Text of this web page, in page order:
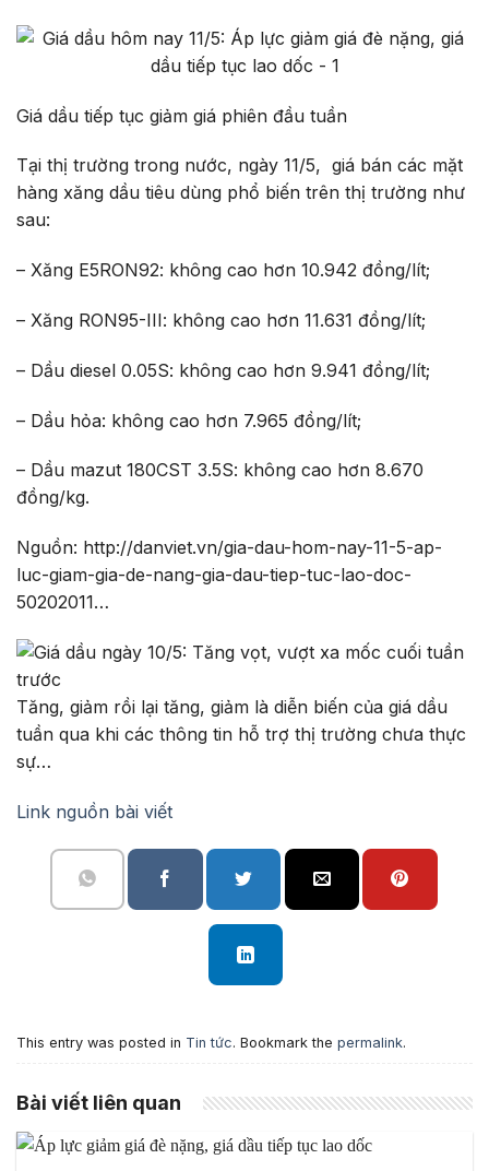
Giá dầu tiếp tục giảm giá phiên đầu tuần
Tại thị trường trong nước, ngày 11/5, giá bán các mặt
hàng xăng dầu tiêu dùng phổ biến trên thị trường như
sau:
– Xăng E5RON92: không cao hơn 10.942 đồng/lít;
– Xăng RON95-III: không cao hơn 11.631 đồng/lít;
– Dầu diesel 0.05S: không cao hơn 9.941 đồng/lít;
– Dầu hỏa: không cao hơn 7.965 đồng/lít;
– Dầu mazut 180CST 3.5S: không cao hơn 8.670
đồng/kg.
Nguồn: http://danviet.vn/gia-dau-hom-nay-11-5-ap-
luc-giam-gia-de-nang-gia-dau-tiep-tuc-lao-doc-
50202011…
Tăng, giảm rồi lại tăng, giảm là diễn biến của giá dầu
tuần qua khi các thông tin hỗ trợ thị trường chưa thực
sự…
Link nguồn bài viết
This entry was posted in Tin tức. Bookmark the permalink.
Bài viết liên quan